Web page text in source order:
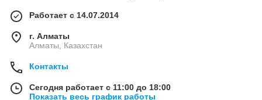
Работает с 14.07.2014
г. Алматы
Алматы, Казахстан
Контакты
Сегодня работает с 11:00 до 18:00
Показать весь график работы